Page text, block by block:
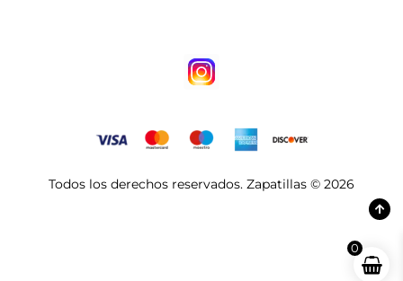
Todos los derechos reservados. Zapatillas © 2026
0